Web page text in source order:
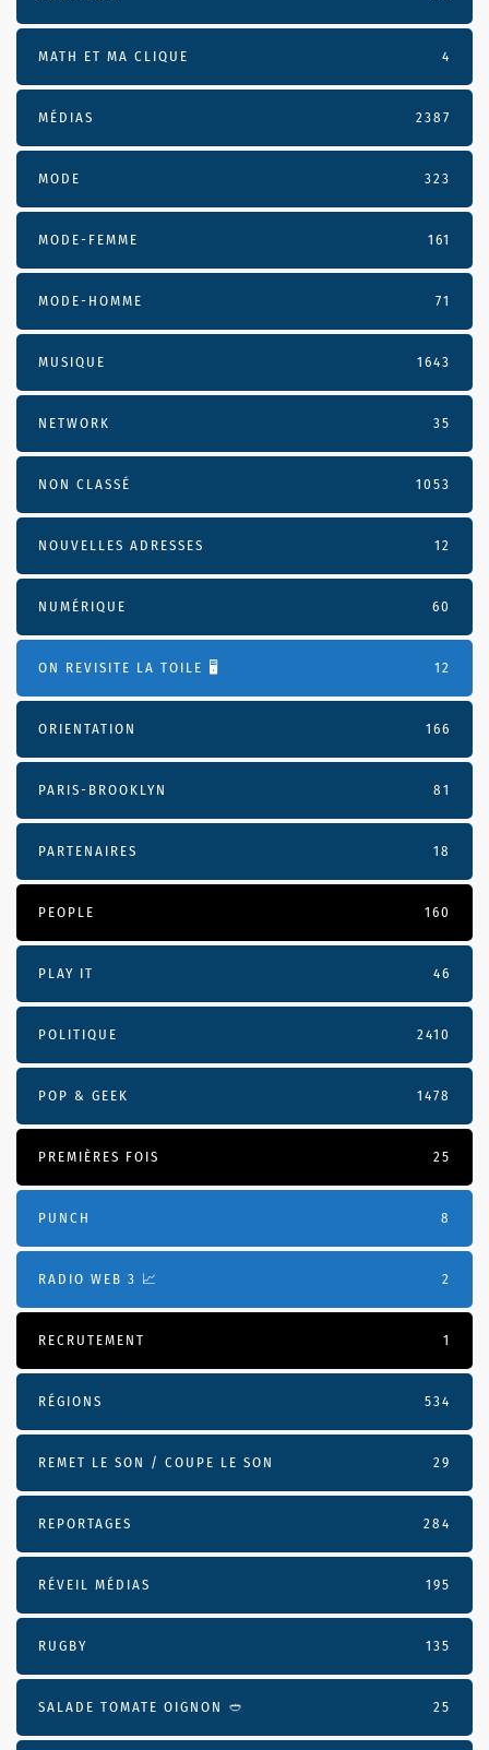
MATH ET MA CLIQUE 4
MÉDIAS 2387
MODE 323
MODE-FEMME 161
MODE-HOMME 71
MUSIQUE 1643
NETWORK 35
NON CLASSÉ 1053
NOUVELLES ADRESSES 12
NUMÉRIQUE 60
ON REVISITE LA TOILE 🖥️ 12
ORIENTATION 166
PARIS-BROOKLYN 81
PARTENAIRES 18
PEOPLE 160
PLAY IT 46
POLITIQUE 2410
POP & GEEK 1478
PREMIÈRES FOIS 25
PUNCH 8
RADIO WEB 3 📈 2
RECRUTEMENT 1
RÉGIONS 534
REMET LE SON / COUPE LE SON 29
REPORTAGES 284
RÉVEIL MÉDIAS 195
RUGBY 135
SALADE TOMATE OIGNON 🥙 25